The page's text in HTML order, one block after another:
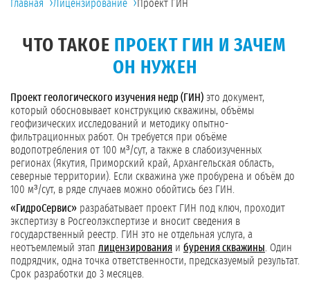
Главная ›Лицензирование ›Проект ГИН
ЧТО ТАКОЕ ПРОЕКТ ГИН И ЗАЧЕМ
ОН НУЖЕН
Проект геологического изучения недр (ГИН) это документ,
который обосновывает конструкцию скважины, объёмы
геофизических исследований и методику опытно-
фильтрационных работ. Он требуется при объёме
водопотребления от 100 м³/сут, а также в слабоизученных
регионах (Якутия, Приморский край, Архангельская область,
северные территории). Если скважина уже пробурена и объём до
100 м³/сут, в ряде случаев можно обойтись без ГИН.
«ГидроСервис» разрабатывает проект ГИН под ключ, проходит
экспертизу в Росгеолэкспертизе и вносит сведения в
государственный реестр. ГИН это не отдельная услуга, а
неотъемлемый этап лицензирования и бурения скважины . Один
подрядчик, одна точка ответственности, предсказуемый результат.
Срок разработки до 3 месяцев.